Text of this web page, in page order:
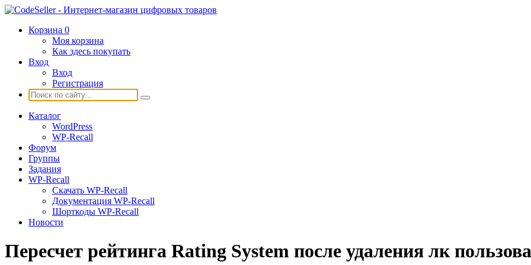
Корзина 0
Моя корзина
Как здесь покупать
Вход
Вход
Регистрация
Каталог
WordPress
WP-Recall
Форум
Группы
Задания
WP-Recall
Скачать WP-Recall
Документация WP-Recall
Шорткоды WP-Recall
Новости
Пересчет рейтинга Rating System после удаления лк